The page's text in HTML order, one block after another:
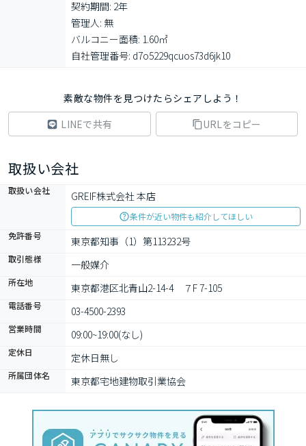
契約期間: 2年
管理人: 無
バルコニー面積: 1.60㎡
自社管理番号: d7o5229qcuos73d6jk10
素敵な物件を見つけたらシェアしよう！
LINEで共有
URLをコピー
取扱い会社
取扱い会社 GREIF株式会社 本店
条件が近い物件も紹介してほしい
免許番号
東京都知事（1）第113232号
取引態様 一般媒介
所在地 東京都港区北青山2-14-4　７F 7-105
電話番号 03-4500-2393
営業時間 09:00~19:00(なし)
定休日 定休日無し
所属団体名 東京都宅地建物取引業協会